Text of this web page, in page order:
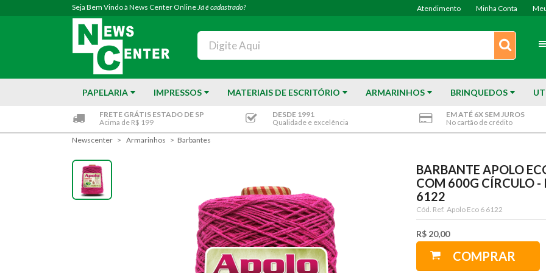
Seja Bem Vindo à News Center OnlineJá é cadastrado? Atendimento Minha Conta
PAPELARIA IMPRESSOS MATERIAIS DE ESCRITÓRIO ARMARINHOS BRINQUEDOS
FRETE GRÁTIS ESTADO DE SP
Acima de R$ 199
DESDE 1991
Qualidade e excelência
EM ATÉ 6X SEM JUROS
No cartão de crédito
Newscenter Armarinhos Barbantes
BARBANTE APOLO
COM 600G CÍRCULO -
6122
Cód. Ref. Apolo Eco 6 6122
R$ 20,00
COMPRAR